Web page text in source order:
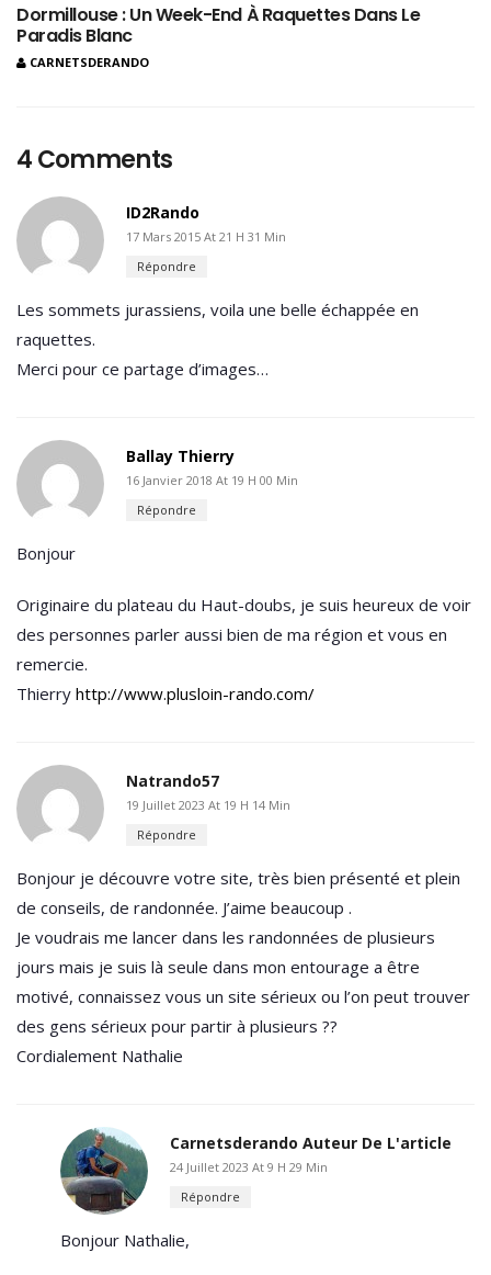
Dormillouse : Un Week-End À Raquettes Dans Le
Paradis Blanc
CARNETSDERANDO
4 Comments
ID2Rando
17 Mars 2015 At 21 H 31 Min
Répondre
Les sommets jurassiens, voila une belle échappée en
raquettes.
Merci pour ce partage d’images…
Ballay Thierry
16 Janvier 2018 At 19 H 00 Min
Répondre
Bonjour
Originaire du plateau du Haut-doubs, je suis heureux de voir
des personnes parler aussi bien de ma région et vous en
remercie.
Thierry http://www.plusloin-rando.com/
Natrando57
19 Juillet 2023 At 19 H 14 Min
Répondre
Bonjour je découvre votre site, très bien présenté et plein
de conseils, de randonnée. J’aime beaucoup .
Je voudrais me lancer dans les randonnées de plusieurs
jours mais je suis là seule dans mon entourage a être
motivé, connaissez vous un site sérieux ou l’on peut trouver
des gens sérieux pour partir à plusieurs ??
Cordialement Nathalie
Carnetsderando Auteur De L'article
24 Juillet 2023 At 9 H 29 Min
Répondre
Bonjour Nathalie,